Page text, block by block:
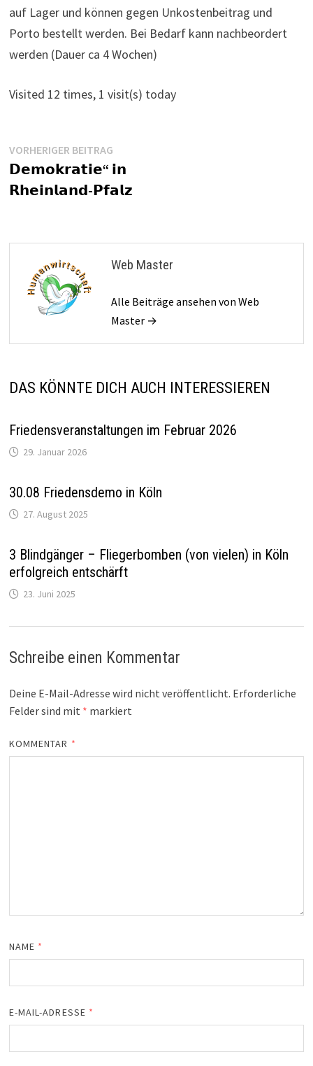
auf Lager und können gegen Unkostenbeitrag und
Porto bestellt werden. Bei Bedarf kann nachbeordert
werden (Dauer ca 4 Wochen)
Visited 12 times, 1 visit(s) today
Beitragsnavigation
VORHERIGER BEITRAGVorheriger
Beitrag:
𝗗𝗲𝗺𝗼𝗸𝗿𝗮𝘁𝗶𝗲“ 𝗶𝗻
𝗥𝗵𝗲𝗶𝗻𝗹𝗮𝗻𝗱-𝗣𝗳𝗮𝗹𝘇
Web Master
Alle Beiträge ansehen von Web
Master →
DAS KÖNNTE DICH AUCH INTERESSIEREN
Friedensveranstaltungen im Februar 2026
29. Januar 2026
30.08 Friedensdemo in Köln
27. August 2025
3 Blindgänger – Fliegerbomben (von vielen) in Köln
erfolgreich entschärft
23. Juni 2025
Schreibe einen Kommentar
Deine E-Mail-Adresse wird nicht veröffentlicht. Erforderliche
Felder sind mit * markiert
KOMMENTAR *
NAME *
E-MAIL-ADRESSE *